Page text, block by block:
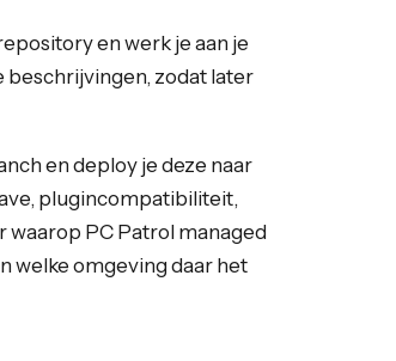
en werk je aan je
beschrijvingen, zodat later
en deploy je deze naar
plugincompatibiliteit,
waarop PC Patrol managed
welke omgeving daar het